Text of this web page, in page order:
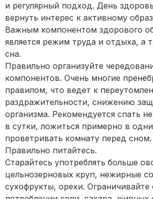
и регулярный подход. День
вернуть интерес к активному
Важным компонентом здорового
является режим труда и отдыха, а
сна.
Правильно организуйте
компонентов. Очень многие
правилом, что ведет к
раздражительности, снижению
организма. Рекомендуется спать
в сутки, ложиться примерно в
проветривать комнату перед сном.
Правильно питайтесь.
Старайтесь употреблять больше
цельнозерновых круп, нежирные
сухофрукты, орехи. Ограничивайте